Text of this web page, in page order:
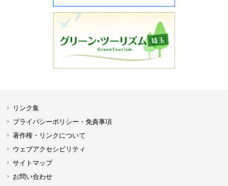
リンク集
プライバシーポリシー・免責事項
著作権・リンクについて
ウェブアクセシビリティ
サイトマップ
お問い合わせ